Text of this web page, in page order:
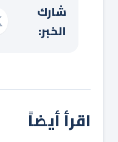
شارك
الخبر:
اقرأ أيضاً